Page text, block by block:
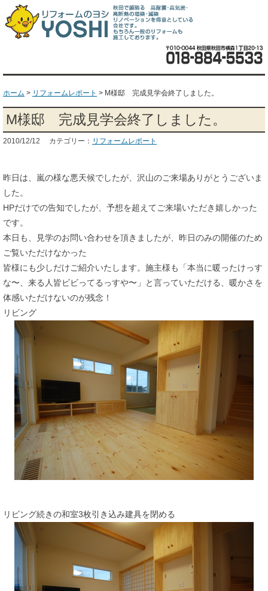
ホーム > リフォームレポート > M様邸 完成見学会終了しました。
M様邸 完成見学会終了しました。
2010/12/12 カテゴリー： リフォームレポート
昨日は、嵐の様な悪天候でしたが、沢山のご来場ありがとうございま
した。
HPだけでの告知でしたが、予想を超えてご来場いただき嬉しかった
です。
本日も、見学のお問い合わせを頂きましたが、昨日のみの開催のため
ご覧いただけなかった
皆様にも少しだけご紹介いたします。施主様も「本当に暖ったけっす
な〜、来る人皆ビビってるっすや〜」と言っていただける、暖かさを
体感いただけないのが残念！
リビング
リビング続きの和室3枚引き込み建具を閉める